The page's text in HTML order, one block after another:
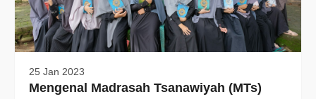
25 Jan 2023
Mengenal Madrasah Tsanawiyah (MTs)